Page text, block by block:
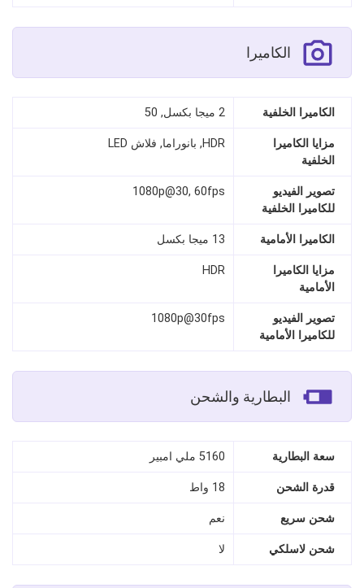
الكاميرا
الكاميرا الخلفية 2 ميجا بكسل, 50
مزايا الكاميرا
الخلفية
HDR, بانوراما, فلاش LED
تصوير الفيديو
للكاميرا الخلفية
1080p@30, 60fps
الكاميرا الأمامية 13 ميجا بكسل
مزايا الكاميرا
الأمامية
HDR
تصوير الفيديو
للكاميرا الأمامية
1080p@30fps
البطارية والشحن
سعة البطارية 5160 ملي امبير
قدرة الشحن 18 واط
شحن سريع نعم
شحن لاسلكي لا